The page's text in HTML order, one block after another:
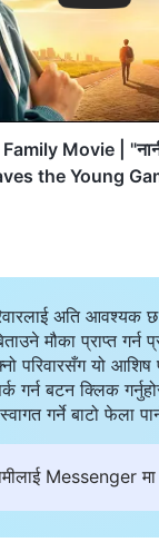
Movie |
the Young
अति आवश्यक छ
मौका प्राप्त
परिवारसँग यो आशिष
गर्न बटन क्लिक
गर्ने बाटो फेला
Messenger मा